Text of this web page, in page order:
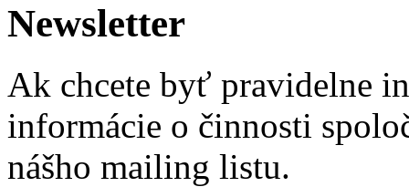
Newsletter
Ak chcete byť pravidelne
informácie o činnosti
nášho mailing listu.